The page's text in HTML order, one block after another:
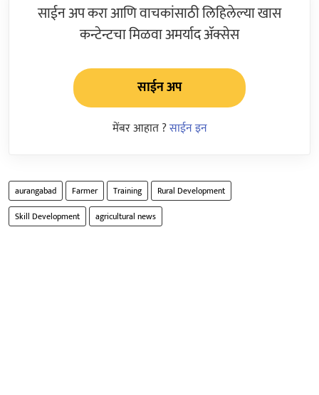
साईन अप करा आणि वाचकांसाठी लिहिलेल्या खास
कन्टेन्टचा मिळवा अमर्याद ॲक्सेस
साईन अप
मेंबर आहात ?साईन इन
aurangabad Farmer Training
Rural Development
Skill Development
agricultural news